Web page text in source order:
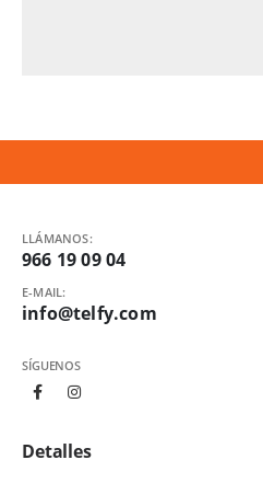
LLÁMANOS:
966 19 09 04
E-MAIL:
info@telfy.com
SÍGUENOS
Detalles